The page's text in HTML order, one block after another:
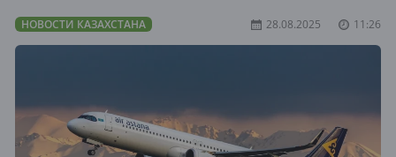
НОВОСТИ КАЗАХСТАНА 28.08.2025 11:26